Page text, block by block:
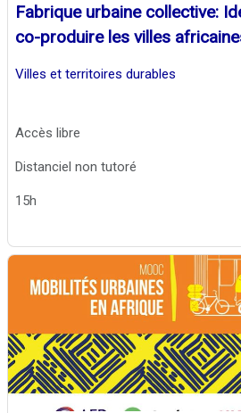
Fabrique urbaine collective:
co-produire les villes
Villes et territoires durables
Accès libre
Distanciel non tutoré
15h